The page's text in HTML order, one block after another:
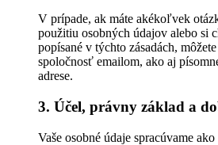
V prípade, ak máte akékoľvek
použitiu osobných údajov alebo si
popísané v týchto zásadách,
spoločnosť emailom, ako aj
adrese.
3. Účel, právny základ a
Vaše osobné údaje spracúvame